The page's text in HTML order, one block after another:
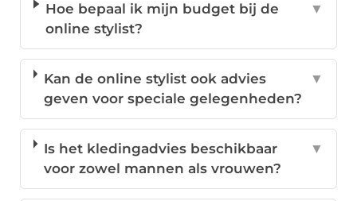
Hoe bepaal ik mijn budget bij de
online stylist?
▼
Kan de online stylist ook advies
geven voor speciale gelegenheden?
▼
Is het kledingadvies beschikbaar
voor zowel mannen als vrouwen?
▼